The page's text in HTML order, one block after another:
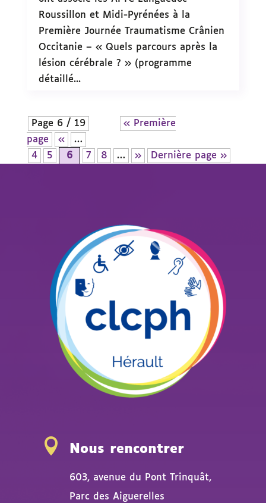
Roussillon et Midi-Pyrénées à la
Première Journée Traumatisme Crânien
Occitanie – « Quels parcours après la
lésion cérébrale ? » (programme
détaillé...
Page 6 / 19
« Première
page
«
…
4
5 6 7 8 … » Dernière page »
 Nous rencontrer
603, avenue du Pont Trinquât,
Parc des Aiguerelles